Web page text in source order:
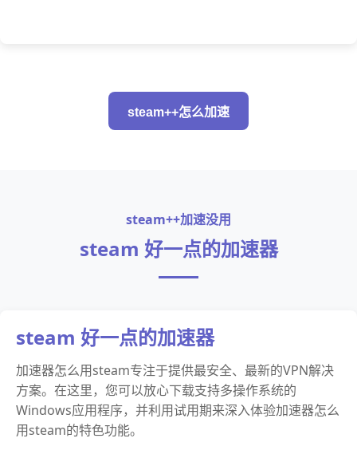
steam++怎么加速
steam++加速没用
steam 好一点的加速器
steam 好一点的加速器
加速器怎么用steam专注于提供最安全、最新的VPN解决
方案。在这里，您可以放心下载支持多操作系统的
Windows应用程序，并利用试用期来深入体验加速器怎么
用steam的特色功能。